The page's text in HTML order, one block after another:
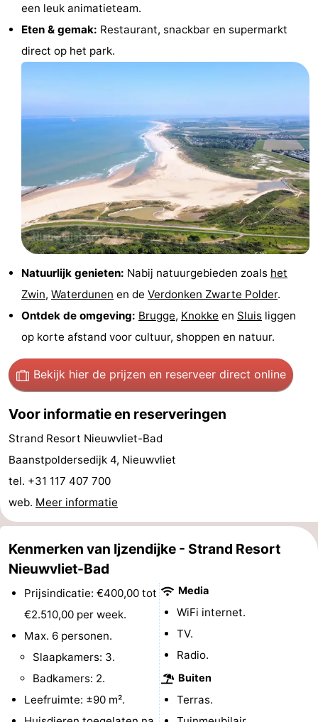
drinken
Zeehonden
Evenementen
Parkeren
Reisboekenwinkel
Nieuws
Medische
adressen
Regio
Zeeland
Walcheren
Domburg
-
Vlissingen
-
Middelburg
Zeeuws-
Vlaanderen
-
Breskens
Sluis
Cadzand
Retranchement
-
een leuk animatieteam.
Eten & gemak: Restaurant, snackbar en supermarkt
direct op het park.
Natuurlijk genieten: Nabij natuurgebieden zoals het
Zwin, Waterdunen en de Verdonken Zwarte Polder.
Ontdek de omgeving: Brugge, Knokke en Sluis liggen
op korte afstand voor cultuur, shoppen en natuur.
Bekijk hier de prijzen en reserveer direct online
Voor informatie en reserveringen
Strand Resort Nieuwvliet-Bad
Baanstpoldersedijk 4, Nieuwvliet
tel. +31 117 407 700
web. Meer informatie
Kenmerken van Ijzendijke - Strand Resort
Nieuwvliet-Bad
Prijsindicatie: €400,00 tot
€2.510,00 per week.
Max. 6 personen.
Slaapkamers: 3.
Badkamers: 2.
Leefruimte: ±90 m².
Media
WiFi internet.
TV.
Radio.
Buiten
Terras.